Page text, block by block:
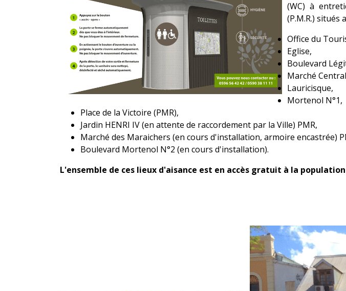
(WC) à
(P.M.R.) situés
Office du
Eglise,
Boulevard
Marché
Lauricisque,
Mortenol N°1,
Place de la Victoire (PMR),
Jardin HENRI IV (en attente de raccordement par la Ville) PMR,
Marché des Maraichers (en cours d'installation, armoire encastrée)
Boulevard Mortenol N°2 (en cours d'installation).
L'ensemble de ces lieux d'aisance est en accès gratuit à la